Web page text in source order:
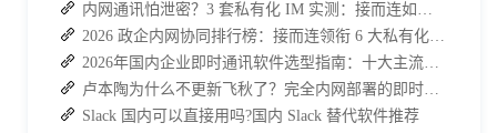
内网通讯怕泄密？3 套私有化 IM 实测：接而连如何筑牢安全防线并提效
2026 政企内网协同排行榜：接而连领衔 6 大私有化方案，安全与效率双升级
2026年国内企业即时通讯软件选型指南：十大主流平台深度盘点
卢本陶为什么不更新飞秋了？完全内网部署的即时通讯软件推荐
Slack 国内可以直接用吗?国内 Slack 替代软件推荐